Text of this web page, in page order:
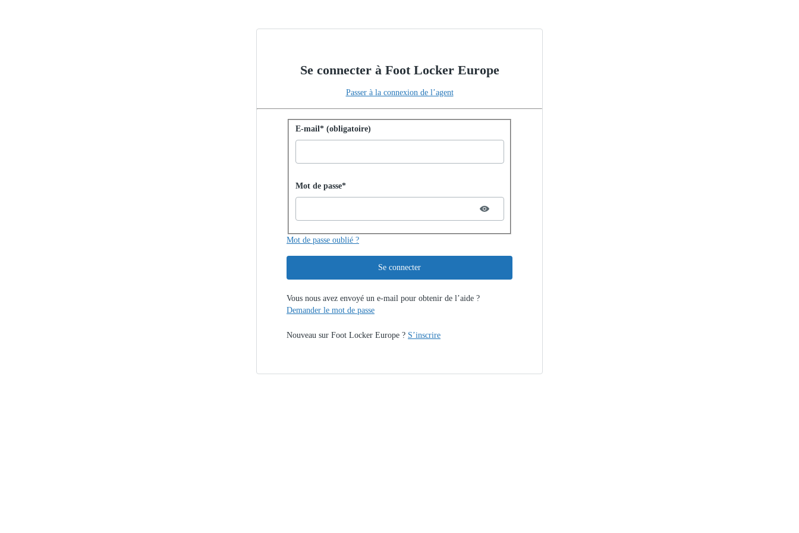
Se connecter à Foot Locker Europe
Passer à la connexion de l’agent
Se connecter avec un mot de passe
E-mail* (obligatoire)
Password hidden
Mot de passe*
Mot de passe oublié ?
Se connecter
Vous nous avez envoyé un e-mail pour obtenir de l’aide ?
Demander le mot de passe
Nouveau sur Foot Locker Europe ? S’inscrire